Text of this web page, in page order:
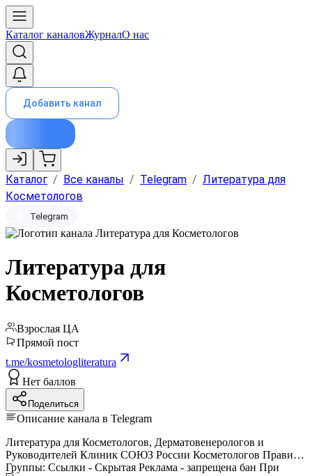
Каталог каналовЖурналО нас
Добавить канал
Каталог / Все каналы / Telegram / Литература для
Косметологов
Telegram
Литература для
Косметологов
Взрослая ЦА
Прямой пост
t.me/kosmetologliteratura
Нет баллов
Поделиться
Описание канала в Telegram
Литература для Косметологов, Дерматовенерологов и
Руководителей Клиник СОЮЗ России Косметологов Правила
Группы: Ссылки - Скрытая Реклама - запрещена бан При